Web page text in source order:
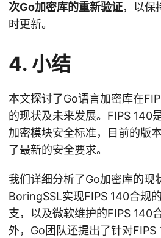
次Go加密库的重新验证，以保
时更新。
4. 小结
本文探讨了Go语言加密库在
的现状及未来发展。FIPS 140
加密模块安全标准，目前的版
了最新的安全要求。
我们详细分析了Go加密库的现
BoringSSL实现FIPS 140合规
支，以及微软维护的FIPS 140
外，Go团队还提出了针对